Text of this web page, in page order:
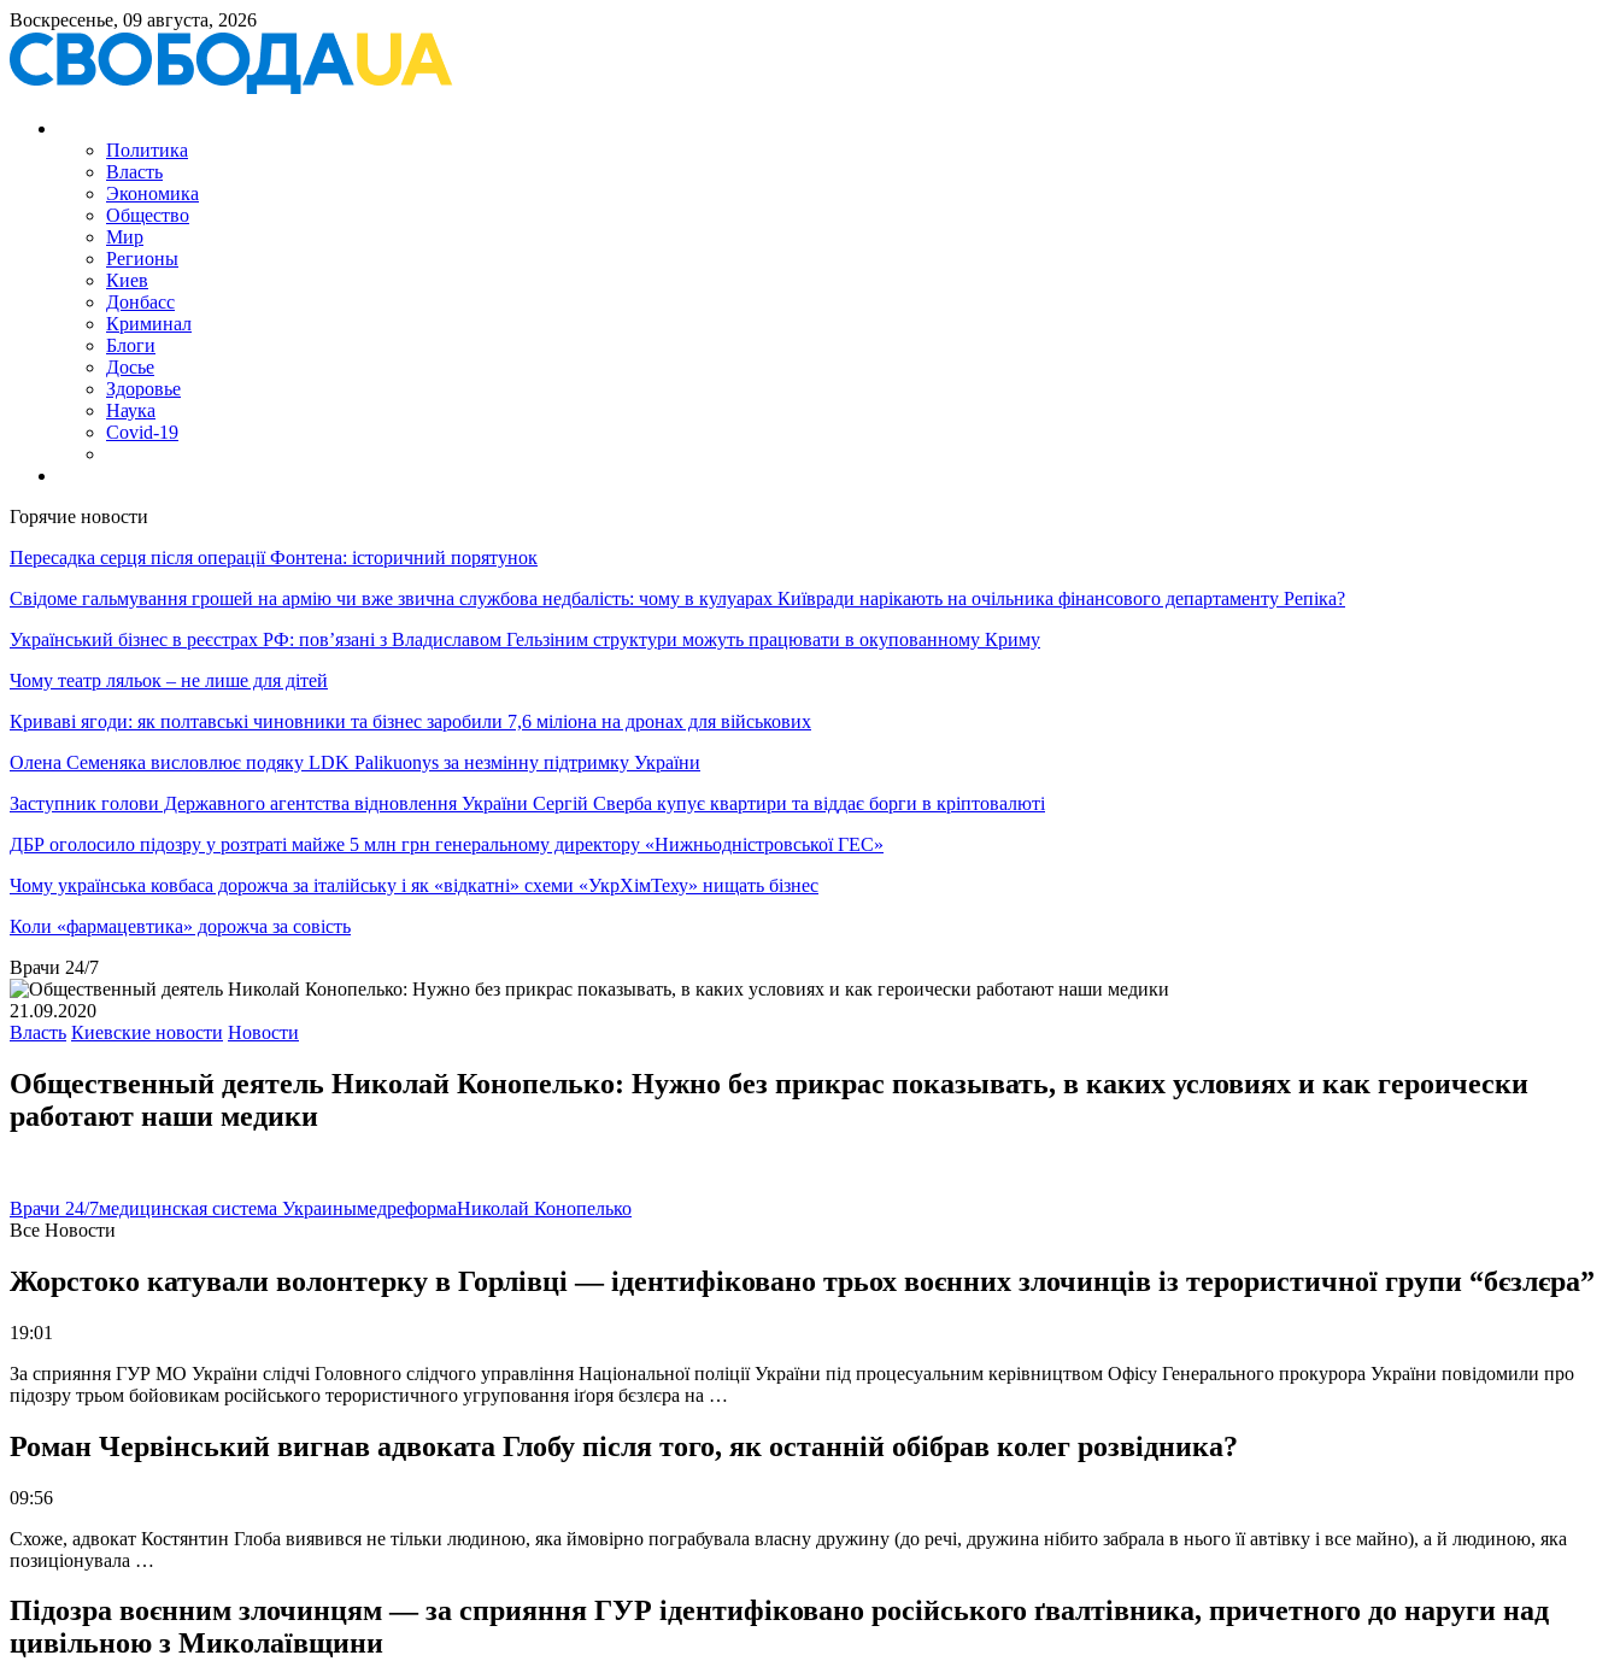
Воскресенье, 09 августа, 2026
Политика
Власть
Экономика
Общество
Мир
Регионы
Киев
Донбасс
Криминал
Блоги
Досье
Здоровье
Наука
Covid-19
Горячие новости
Пересадка серця після операції Фонтена: історичний порятунок
Свідоме гальмування грошей на армію чи вже звична службова недбалість: чому в кулуарах Київради нарікають на очільника фінансового департаменту Репіка?
Український бізнес в реєстрах РФ: пов’язані з Владиславом Гельзіним структури можуть працювати в окупованному Криму
Чому театр ляльок – не лише для дітей
Криваві ягоди: як полтавські чиновники та бізнес заробили 7,6 міліона на дронах для військових
Олена Семеняка висловлює подяку LDK Palikuonys за незмінну підтримку України
Заступник голови Державного агентства відновлення України Сергій Сверба купує квартири та віддає борги в кріптовалюті
ДБР оголосило підозру у розтраті майже 5 млн грн генеральному директору «Нижньодністровської ГЕС»
Чому українська ковбаса дорожча за італійську і як «відкатні» схеми «УкрХімТеху» нищать бізнес
Коли «фармацевтика» дорожча за совість
Врачи 24/7
21.09.2020
Власть Киевские новости Новости
Общественный деятель Николай Конопелько: Нужно без прикрас показывать, в каких условиях и как героически
работают наши медики
Врачи 24/7медицинская система УкраинымедреформаНиколай Конопелько
Все Новости
Жорстоко катували волонтерку в Горлівці — ідентифіковано трьох воєнних злочинців із терористичної групи “бєзлєра”
19:01
За сприяння ГУР МО України слідчі Головного слідчого управління Національної поліції України під процесуальним керівництвом Офісу Генерального прокурора України повідомили про
підозру трьом бойовикам російського терористичного угруповання іґоря бєзлєра на …
Роман Червінський вигнав адвоката Глобу після того, як останній обібрав колег розвідника?
09:56
Схоже, адвокат Костянтин Глоба виявився не тільки людиною, яка ймовірно пограбувала власну дружину (до речі, дружина нібито забрала в нього її автівку і все майно), а й людиною, яка
позиціонувала …
Підозра воєнним злочинцям — за сприяння ГУР ідентифіковано російського ґвалтівника, причетного до наруги над
цивільною з Миколаївщини